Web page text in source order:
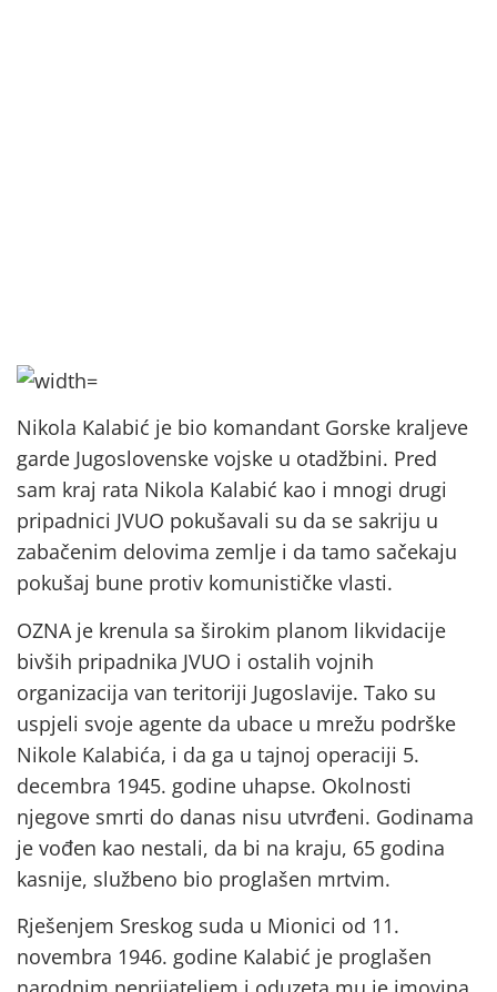
Nikola Kalabić je bio komandant Gorske kraljeve
garde Jugoslovenske vojske u otadžbini. Pred
sam kraj rata Nikola Kalabić kao i mnogi drugi
pripadnici JVUO pokušavali su da se sakriju u
zabačenim delovima zemlje i da tamo sačekaju
pokušaj bune protiv komunističke vlasti.
OZNA je krenula sa širokim planom likvidacije
bivših pripadnika JVUO i ostalih vojnih
organizacija van teritoriji Jugoslavije. Tako su
uspjeli svoje agente da ubace u mrežu podrške
Nikole Kalabića, i da ga u tajnoj operaciji 5.
decembra 1945. godine uhapse. Okolnosti
njegove smrti do danas nisu utvrđeni. Godinama
je vođen kao nestali, da bi na kraju, 65 godina
kasnije, službeno bio proglašen mrtvim.
Rješenjem Sreskog suda u Mionici od 11.
novembra 1946. godine Kalabić je proglašen